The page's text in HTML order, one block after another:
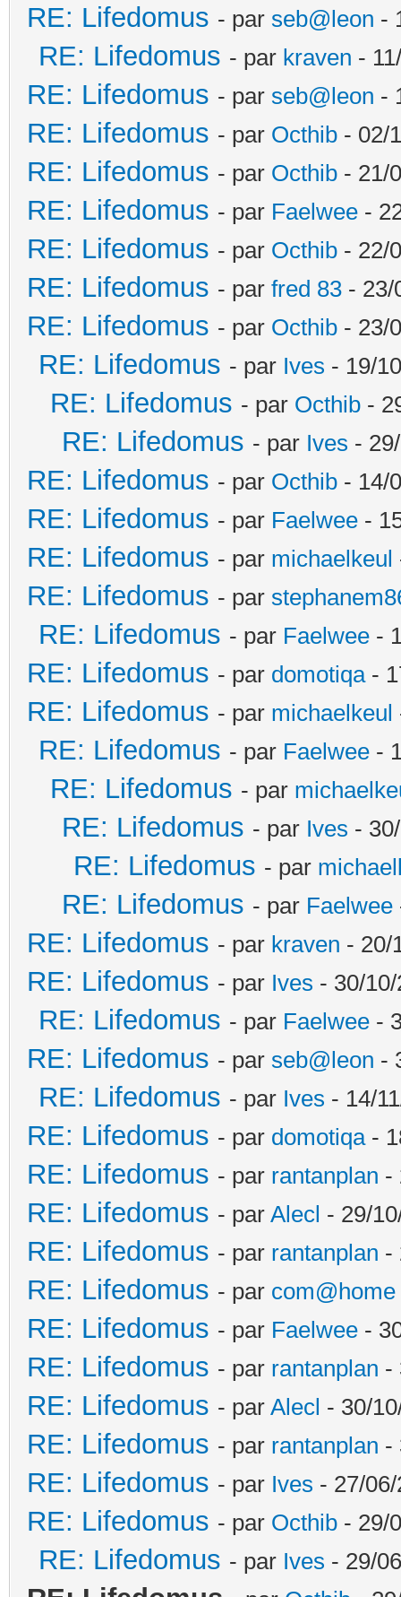
RE: Lifedomus - par seb@leon -
RE: Lifedomus - par kraven -
RE: Lifedomus - par seb@leon -
RE: Lifedomus - par Octhib - 02/
RE: Lifedomus - par Octhib - 21/
RE: Lifedomus - par Faelwee -
RE: Lifedomus - par Octhib - 22/
RE: Lifedomus - par fred 83 - 23/
RE: Lifedomus - par Octhib - 23/
RE: Lifedomus - par Ives - 19/
RE: Lifedomus - par Octhib -
RE: Lifedomus - par Ives -
RE: Lifedomus - par Octhib - 14/
RE: Lifedomus - par Faelwee -
RE: Lifedomus - par michaelkeul
RE: Lifedomus - par
RE: Lifedomus - par Faelwee -
RE: Lifedomus - par domotiqa-
RE: Lifedomus - par michaelkeul
RE: Lifedomus - par Faelwee -
RE: Lifedomus - par
RE: Lifedomus - par Ives -
RE: Lifedomus - par
RE: Lifedomus - par Faelwee
RE: Lifedomus - par kraven - 20/
RE: Lifedomus - par Ives - 30/
RE: Lifedomus - par Faelwee -
RE: Lifedomus - par seb@leon -
RE: Lifedomus - par Ives - 14/
RE: Lifedomus - par domotiqa-
RE: Lifedomus - par rantanplan -
RE: Lifedomus - par Alecl - 29/
RE: Lifedomus - par rantanplan -
RE: Lifedomus - par com@home
RE: Lifedomus - par Faelwee -
RE: Lifedomus - par rantanplan -
RE: Lifedomus - par Alecl - 30/
RE: Lifedomus - par rantanplan -
RE: Lifedomus - par Ives - 27/
RE: Lifedomus - par Octhib - 29/
RE: Lifedomus - par Ives - 29/